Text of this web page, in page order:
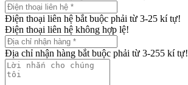
Điện thoại liên hệ bắt buộc phải từ 3-25 kí tự!
Điện thoại liên hệ không hợp lệ!
Địa chỉ nhận hàng bắt buộc phải từ 3-255 kí tự!